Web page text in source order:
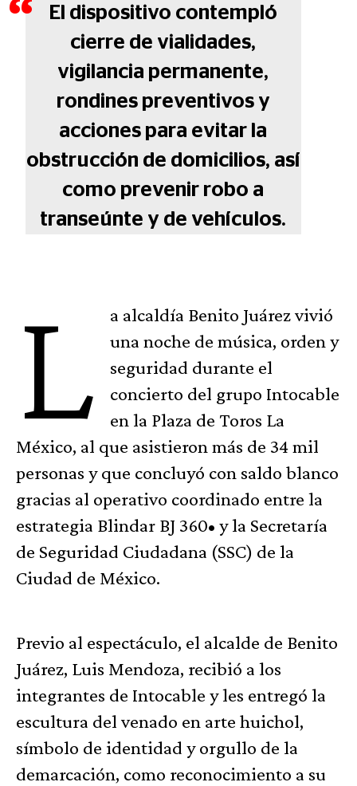
El dispositivo contempló
cierre de vialidades,
vigilancia permanente,
rondines preventivos y
acciones para evitar la
obstrucción de domicilios, así
como prevenir robo a
transeúnte y de vehículos.
L
a alcaldía Benito Juárez vivió
una noche de música, orden y
seguridad durante el
concierto del grupo Intocable
en la Plaza de Toros La
México, al que asistieron más de 34 mil
personas y que concluyó con saldo blanco
gracias al operativo coordinado entre la
estrategia Blindar BJ 360• y la Secretaría
de Seguridad Ciudadana (SSC) de la
Ciudad de México.
Previo al espectáculo, el alcalde de Benito
Juárez, Luis Mendoza, recibió a los
integrantes de Intocable y les entregó la
escultura del venado en arte huichol,
símbolo de identidad y orgullo de la
demarcación, como reconocimiento a su